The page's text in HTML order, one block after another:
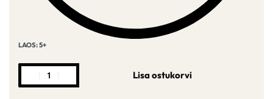
LAOS: 5+
Lisa ostukorvi